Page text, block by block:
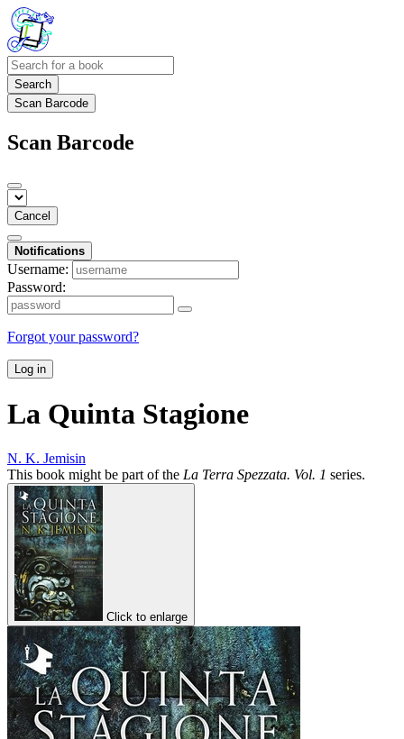
Search
Scan Barcode
Scan Barcode
Cancel
Notifications
Username:
Password:
Forgot your password?
Log in
La Quinta Stagione
N. K. Jemisin
This book might be part of the La Terra Spezzata. Vol. 1 series.
Click to enlarge